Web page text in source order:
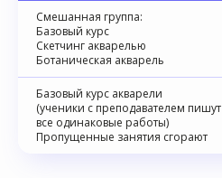
Смешанная группа:
Базовый курс
Скетчинг акварелью
Ботаническая акварель
Базовый курс акварели
(ученики с преподавателем пишут
все одинаковые работы)
Пропущенные занятия сгорают